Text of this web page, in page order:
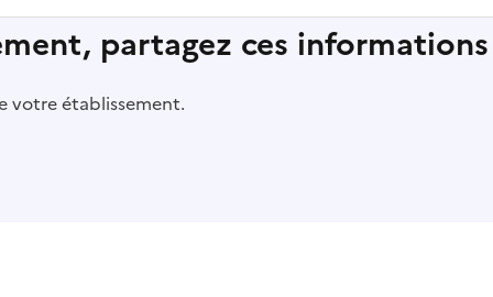
partagez ces
votre établissement.